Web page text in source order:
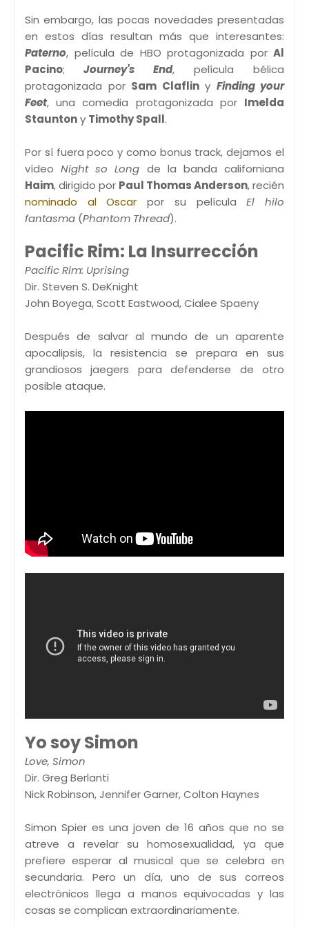
Sin embargo, las pocas novedades presentadas
en estos días resultan más que interesantes:
Paterno, película de HBO protagonizada por Al
Pacino; Journey's End, película bélica
protagonizada por Sam Clafliny Finding your
Feet, una comedia protagonizada por Imelda
Stauntony Timothy Spall.
Por sí fuera poco y como bonus track, dejamos el
vídeoNight so Long de la banda californiana
Haim, dirigido por Paul Thomas Anderson, recién
nominado al Oscar por su películaEl hilo
fantasma (Phantom Thread).
Pacific Rim: La Insurrección
Pacific Rim: Uprising
Dir. Steven S. DeKnight
John Boyega, Scott Eastwood, Cialee Spaeny
Después de salvar al mundo de un aparente
apocalipsis, la resistencia se prepara en sus
grandiosos jaegers para defenderse de otro
posible ataque.
Yo soy Simon
Love, Simon
Dir. Greg Berlanti
Nick Robinson, Jennifer Garner, Colton Haynes
Simon Spier es una joven de 16 años que no se
atreve a revelar su homosexualidad, ya que
prefiere esperar al musical que se celebra en
secundaria. Pero un día, uno de sus correos
electrónicos llega a manos equivocadas y las
cosas se complican extraordinariamente.